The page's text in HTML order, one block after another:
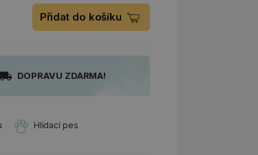
Přidat do košíku
DOPRAVU ZDARMA!
Hlídací pes